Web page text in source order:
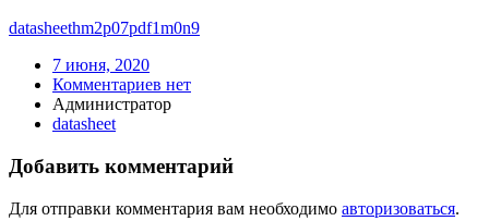
datasheethm2p07pdf1m0n9
7 июня, 2020
Комментариев нет
Администратор
datasheet
Добавить комментарий
Для отправки комментария вам необходимо авторизоваться.